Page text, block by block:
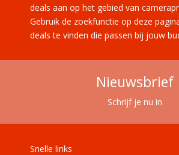
deals aan op het gebied van
Gebruik de zoekfunctie op deze
deals te vinden die passen bij jouw
Nieuwsbrief
Schrijf je nu in
Snelle links